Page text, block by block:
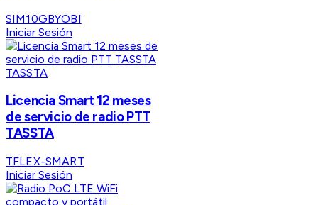
SIM10GBYOBI
Iniciar Sesión
TASSTA
Licencia Smart 12 meses
de servicio de radio PTT
TASSTA
TFLEX-SMART
Iniciar Sesión